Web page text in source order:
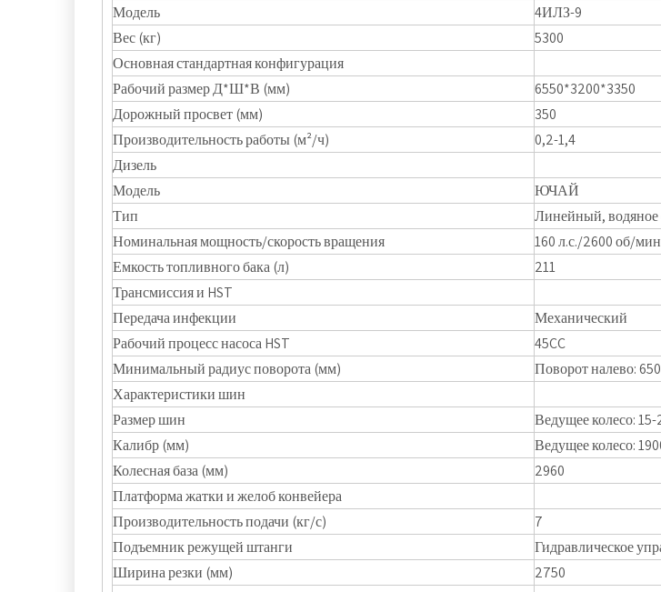
Модель
4ИЛЗ-9
Вес (кг)
5300
Основная стандартная конфигурация
Рабочий размер Д*Ш*В (мм)
6550*3200*3350
Дорожный просвет (мм)
350
Производительность работы (м²/ч)
0,2-1,4
Дизель
Модель
ЮЧАЙ
Тип
Линейный, водяное
Номинальная мощность/скорость вращения
160 л.с./2600 об/мин
Емкость топливного бака (л)
211
Трансмиссия и HST
Передача инфекции
Механический
Рабочий процесс насоса HST
45CC
Минимальный радиус поворота (мм)
Поворот налево:
Характеристики шин
Размер шин
Ведущее колесо:
Калибр (мм)
Ведущее колесо:
Колесная база (мм)
2960
Платформа жатки и желоб конвейера
Производительность подачи (кг/с)
7
Подъемник режущей штанги
Гидравлическое
Ширина резки (мм)
2750